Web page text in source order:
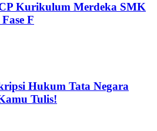
Kurikulum Merdeka SMK
F
Hukum Tata Negara
Tulis!